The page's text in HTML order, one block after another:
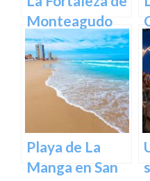
Monteagudo
Playa de La
Manga en San